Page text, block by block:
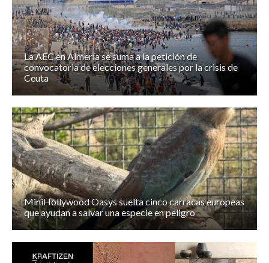
La AEC en Almería se suma a la petición de
convocatoria de elecciones generales por la crisis de
Ceuta
MiniHollywood Oasys suelta cinco carracas europeas
que ayudan a salvar una especie en peligro